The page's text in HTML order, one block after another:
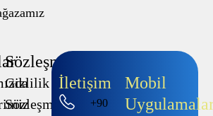
Sözleşmeler
Gizlilik
Sözleşmesi
İletişim
+90
Mobil